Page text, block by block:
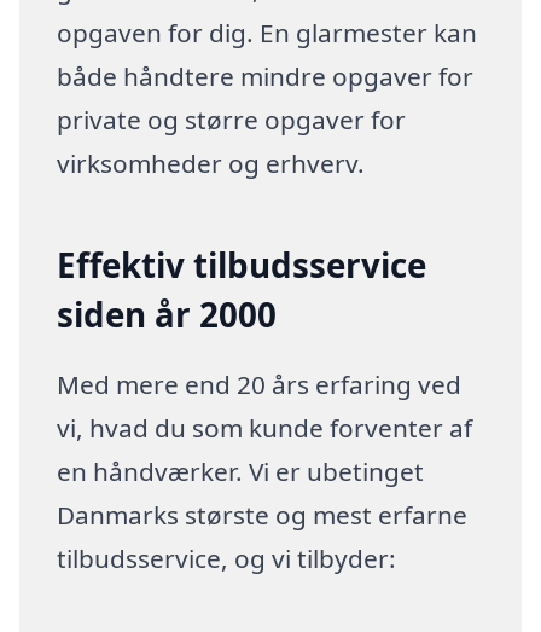
opgaven for dig. En glarmester kan
både håndtere mindre opgaver for
private og større opgaver for
virksomheder og erhverv.
Effektiv tilbudsservice
siden år 2000
Med mere end 20 års erfaring ved
vi, hvad du som kunde forventer af
en håndværker. Vi er ubetinget
Danmarks største og mest erfarne
tilbudsservice, og vi tilbyder: